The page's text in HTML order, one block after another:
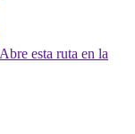
Abre esta ruta en la